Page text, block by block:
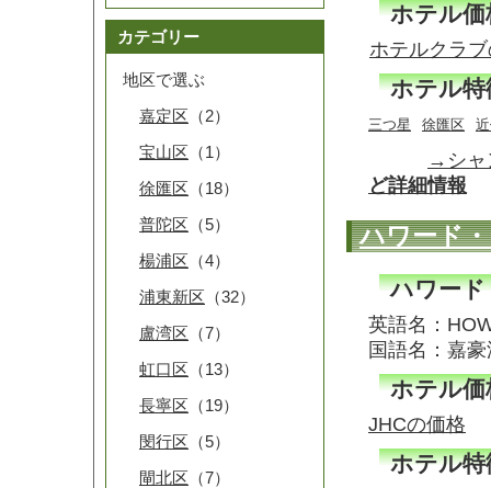
ホテル価
ホテルクラ
ホテル特
三つ星 徐匯区
→シャ
ど詳細情報
ハワード
ハワー
英語名：
国語名：嘉
ホテル価
JHCの価格
ホテル特
カテゴリー
地区で選ぶ
嘉定区 （2）
宝山区 （1）
徐匯区 （18）
普陀区 （5）
楊浦区 （4）
浦東新区 （32）
盧湾区 （7）
虹口区 （13）
長寧区 （19）
閔行区 （5）
閘北区 （7）